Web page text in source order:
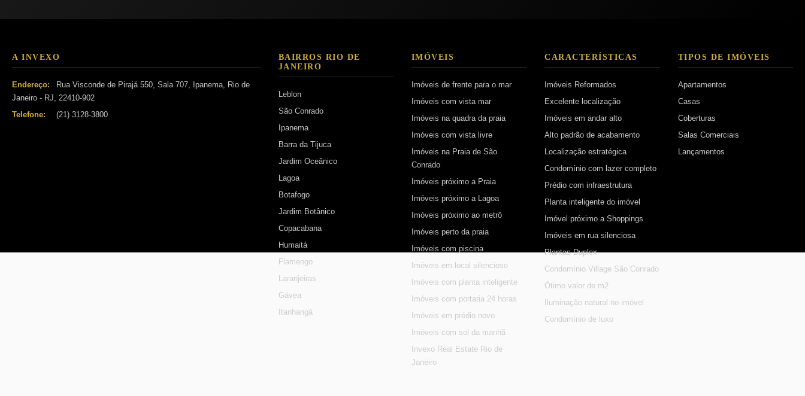
A INVEXO
Endereço:
Rua Visconde de Pirajá 550, Sala 707, Ipanema, Rio de
Janeiro - RJ, 22410-902
Telefone:
(21) 3128-3800
BAIRROS RIO DE
JANEIRO
Leblon
São Conrado
Ipanema
Barra da Tijuca
Jardim Oceânico
Lagoa
Botafogo
Jardim Botânico
Copacabana
Humaitá
Flamengo
Laranjeiras
Gávea
Itanhangá
IMÓVEIS
Imóveis de frente para o mar
Imóveis com vista mar
Imóveis na quadra da praia
Imóveis com vista livre
Imóveis na Praia de São
Conrado
Imóveis próximo a Praia
Imóveis próximo a Lagoa
Imóveis próximo ao metrô
Imóveis perto da praia
Imóveis com piscina
Imóveis em local silencioso
Imóveis com planta inteligente
Imóveis com portaria 24 horas
Imóveis em prédio novo
Imóveis com sol da manhã
Invexo Real Estate Rio de
Janeiro
CARACTERÍSTICAS
Imóveis Reformados
Excelente localização
Imóveis em andar alto
Alto padrão de acabamento
Localização estratégica
Condomínio com lazer completo
Prédio com infraestrutura
Planta inteligente do imóvel
Imóvel próximo a Shoppings
Imóveis em rua silenciosa
Plantas Duplex
Condomínio Village São Conrado
Ótimo valor de m2
Iluminação natural no imóvel
Condomínio de luxo
TIPOS DE IMÓVEIS
Apartamentos
Casas
Coberturas
Salas Comerciais
Lançamentos